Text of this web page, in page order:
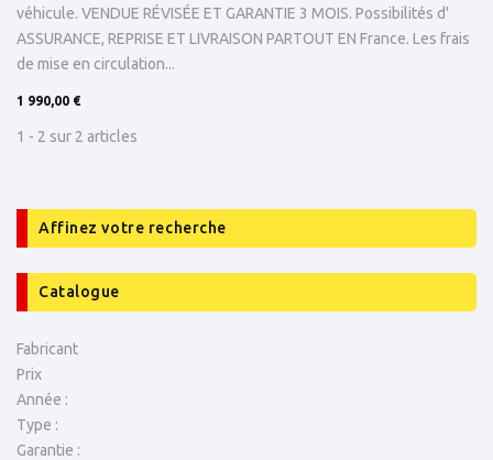
véhicule. VENDUE RÉVISÉE ET GARANTIE 3 MOIS. Possibilités d'
ASSURANCE, REPRISE ET LIVRAISON PARTOUT EN France. Les frais
de mise en circulation...
1 990,00 €
1 - 2 sur 2 articles
Affinez votre recherche
Catalogue
Fabricant
Prix
Année :
Type :
Garantie :